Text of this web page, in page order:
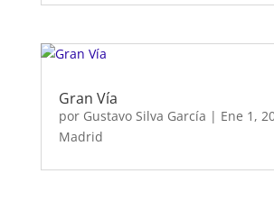
Gran Vía
por Gustavo Silva García | Ene 1,
Madrid